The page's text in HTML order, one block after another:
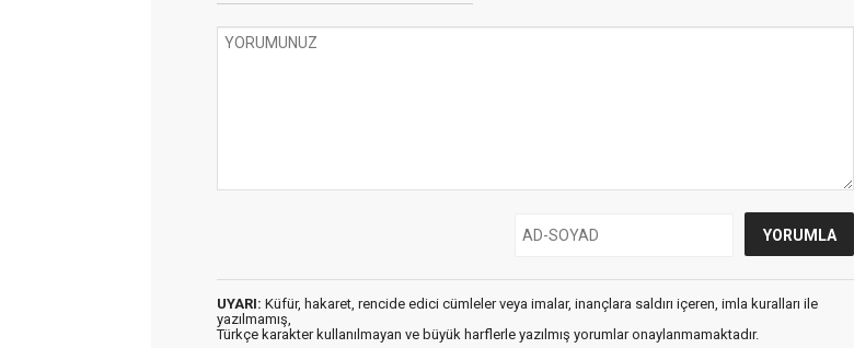
UYARI: Küfür, hakaret, rencide edici cümleler veya imalar, inançlara saldırı içeren, imla kuralları ile
yazılmamış,
Türkçe karakter kullanılmayan ve büyük harflerle yazılmış yorumlar onaylanmamaktadır.